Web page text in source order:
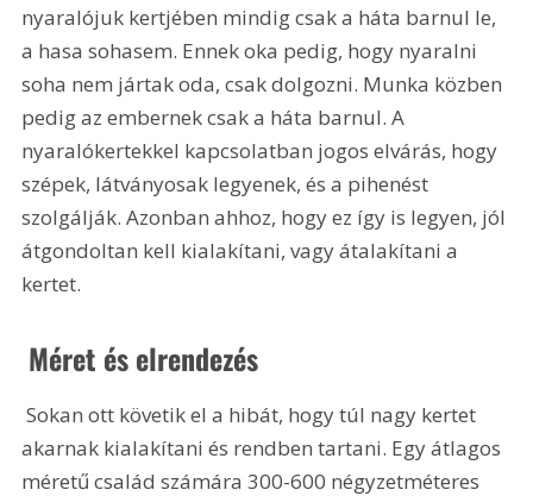
nyaralójuk kertjében mindig csak a háta barnul le,
a hasa sohasem. Ennek oka pedig, hogy nyaralni
soha nem jártak oda, csak dolgozni. Munka közben
pedig az embernek csak a háta barnul. A
nyaralókertekkel kapcsolatban jogos elvárás, hogy
szépek, látványosak legyenek, és a pihenést
szolgálják. Azonban ahhoz, hogy ez így is legyen, jól
átgondoltan kell kialakítani, vagy átalakítani a
kertet.
Méret és elrendezés
Sokan ott követik el a hibát, hogy túl nagy kertet
akarnak kialakítani és rendben tartani. Egy átlagos
méretű család számára 300-600 négyzetméteres